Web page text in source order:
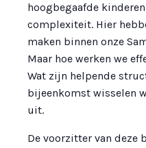
hoogbegaafde
complexiteit. Hier
maken binnen onze
Maar hoe werken we
Wat zijn helpende
bijeenkomst wisselen
uit.
De voorzitter van deze